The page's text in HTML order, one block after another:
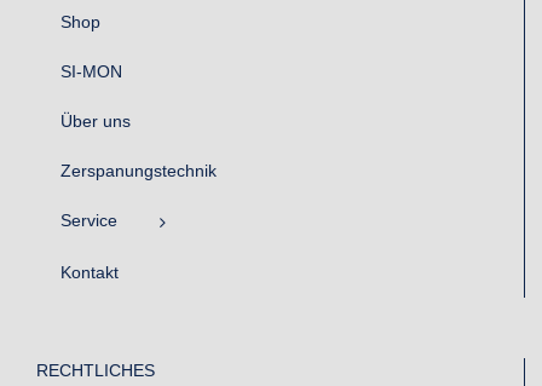
Shop
SI-MON
Über uns
Zerspanungstechnik
Service
Kontakt
RECHTLICHES